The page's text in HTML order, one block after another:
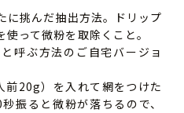
に挑んだ抽出方法。ドリップ
って微粉を取除くこと。
呼ぶ方法のご自宅バージョ
前20g）を入れて網をつけた
振ると微粉が落ちるので、